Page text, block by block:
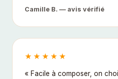
Camille B. — avis vérifié
★★★★★
« Facile à composer, on